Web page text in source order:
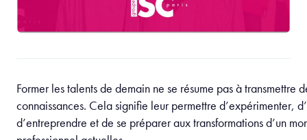
Former les talents de demain ne se résume pas à transmettre
connaissances. Cela signifie leur permettre d’expérimenter,
d’entreprendre et de se préparer aux transformations d’un